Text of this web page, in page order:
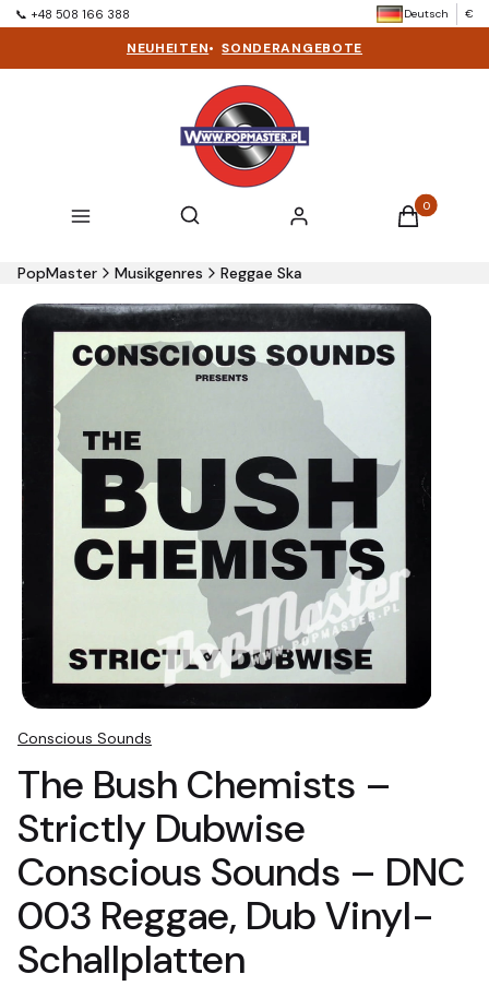
📞 +48 508 166 388 Deutsch €
NEUHEITEN• SONDERANGEBOTE
Menü Suchmaschine öffnen
Suchen Einloggen Produkte im
Warenkorb
PopMaster Musikgenres Reggae Ska
Conscious Sounds
The Bush Chemists ‎–
Strictly Dubwise
Conscious Sounds ‎– DNC
003 Reggae, Dub Vinyl-
Schallplatten